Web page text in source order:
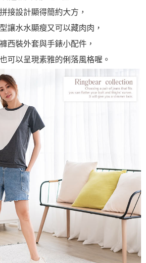
接設計顯得簡約大方，
讓水水顯瘦又可以藏肉肉，
西裝外套與手錶小配件，
可以呈現素雅的俐落風格喔。